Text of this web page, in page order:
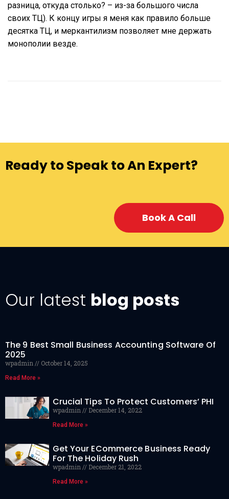
разница, откуда столько? – из-за большого числа
своих ТЦ). К концу игры я меня как правило больше
десятка ТЦ, и меркантилизм позволяет мне держать
монополии везде.
Ready to Speak to An Expert?
Book A Call
Our latest blog posts
The 9 Best Small Business Accounting Software Of
2025
wpadmin October 14, 2025
Read More »
Crucial Tips To Protect Customers’ PHI
wpadmin December 14, 2022
Read More »
Get Your ECommerce Business Ready
For The Holiday Rush
wpadmin December 21, 2022
Read More »